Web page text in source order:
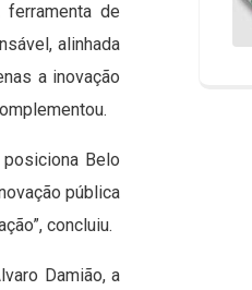
de
alinhada
a inovação
Belo
pública
concluiu.
Damião, a